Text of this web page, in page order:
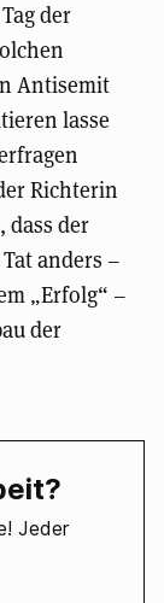
der
Antisemit
lasse
Richterin
dass der
anders –
„Erfolg“ –
der
Jeder